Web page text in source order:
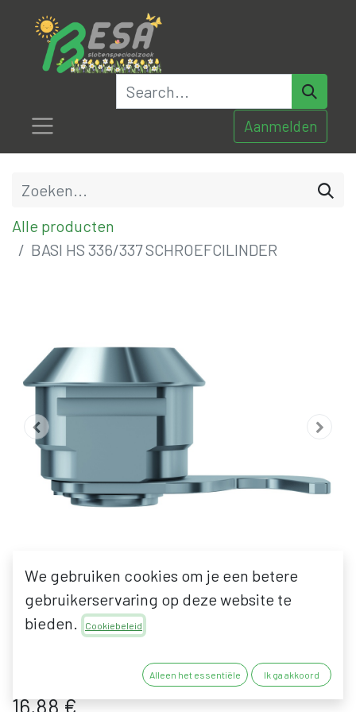
Aanmelden
Alle producten
BASI HS 336/337 SCHROEFCILINDER
BASI HS 336/337
SCHROEFCILINDER
16,88€
We gebruiken cookies om je een betere
gebruikerservaring op deze website te
bieden.
Cookiebeleid
Alleen het essentiële Ik ga akkoord